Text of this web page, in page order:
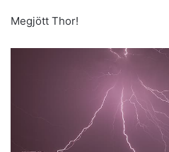
Megjött Thor!